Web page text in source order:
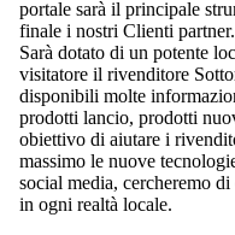
portale sarà il principale
finale i nostri Clienti partner.
Sarà dotato di un potente
visitatore il rivenditore
disponibili molte
prodotti lancio, prodotti
obiettivo di aiutare i
massimo le nuove
social media, cercheremo
in ogni realtà locale.